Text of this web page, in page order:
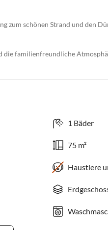
zum schönen Strand und den
die familienfreundliche
1 Bäder
75 m²
Haustiere